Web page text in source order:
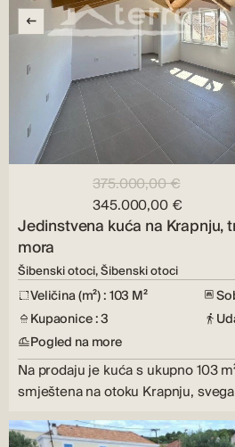
375.000,00 €
345.000,00 €
Jedinstvena kuća na Krapnju,
mora
Šibenski otoci, Šibenski otoci
Veličina (m²) : 103 M²
Kupaonice : 3
Pogled na more
Na prodaju je kuća s ukupno 103
smještena na otoku Krapnju,